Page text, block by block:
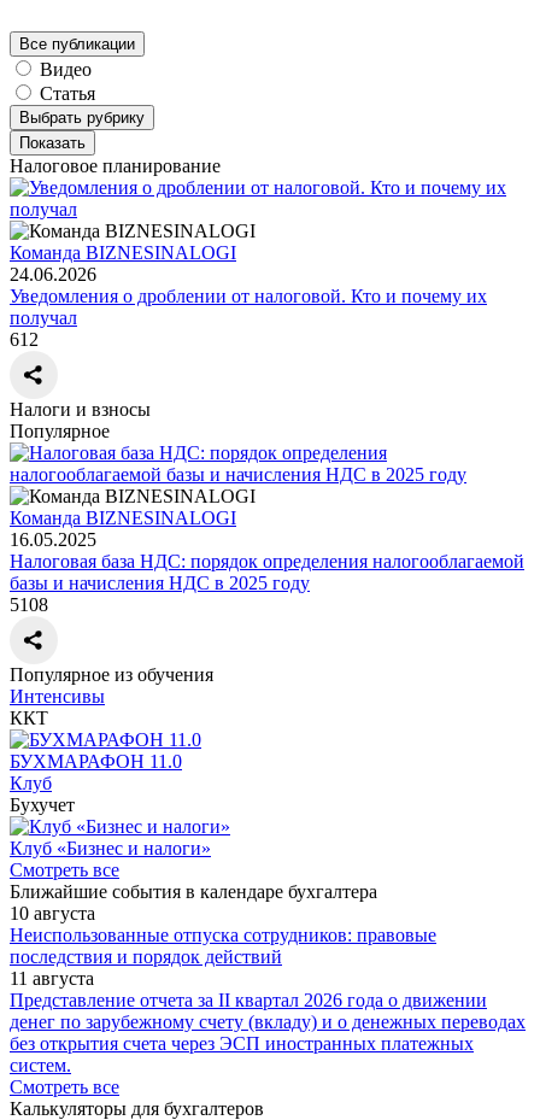
Все публикации
Видео
Статья
Выбрать рубрику
Показать
Налоговое планирование
Команда BIZNESINALOGI
24.06.2026
Уведомления о дроблении от налоговой. Кто и почему их
получал
612
Налоги и взносы
Популярное
Команда BIZNESINALOGI
16.05.2025
Налоговая база НДС: порядок определения налогооблагаемой
базы и начисления НДС в 2025 году
5108
Популярное из обучения
Интенсивы
ККТ
БУХМАРАФОН 11.0
Клуб
Бухучет
Клуб «Бизнес и налоги»
Смотреть все
Ближайшие события в календаре бухгалтера
10 августа
Неиспользованные отпуска сотрудников: правовые
последствия и порядок действий
11 августа
Представление отчета за II квартал 2026 года о движении
денег по зарубежному счету (вкладу) и о денежных переводах
без открытия счета через ЭСП иностранных платежных
систем.
Смотреть все
Калькуляторы для бухгалтеров